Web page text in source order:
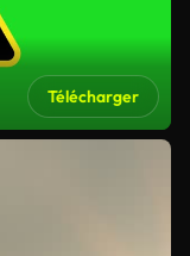
Télécharger